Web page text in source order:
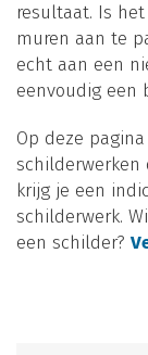
resultaat. Is
muren aan te
echt aan een
eenvoudig een
Op deze
schilderwerken
krijg je een
schilderwerk.
een schilder?